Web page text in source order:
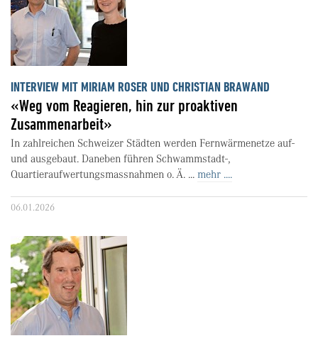
INTERVIEW MIT MIRIAM ROSER UND CHRISTIAN BRAWAND
«Weg vom Reagieren, hin zur proaktiven
Zusammenarbeit»
In zahlreichen Schweizer Städten werden Fernwärmenetze auf-
und ausgebaut. Daneben führen Schwammstadt-,
Quartieraufwertungsmassnahmen o. Ä. ... mehr ....
06.01.2026